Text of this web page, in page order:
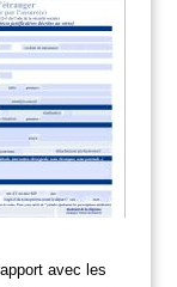
avec les